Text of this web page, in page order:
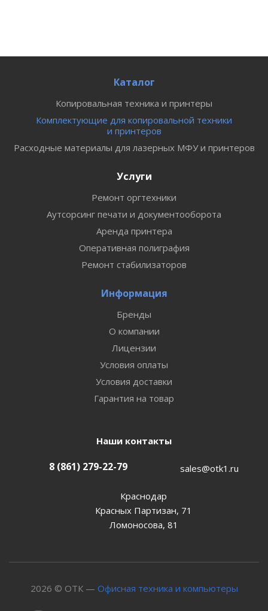
Каталог
Копировальная техника и принтеры
Комплектующие для копировальной техники
и принтеров
Расходные материалы для лазерных МФУ и принтеров
Услуги
Ремонт оргтехники
Аутсорсинг печати и документооборота
Аренда принтера
Оперативная полиграфия
Ремонт стабилизаторов
Информация
Бренды
О компании
Лицензии
Условия оплаты
Условия доставки
Гарантия на товар
Наши контакты
8 (861) 279-22-79 sales@otk1.ru
Краснодар
Красных Партизан, 71
Ломоносова, 81
2026 © ОТК — Офисная техника и компьютеры